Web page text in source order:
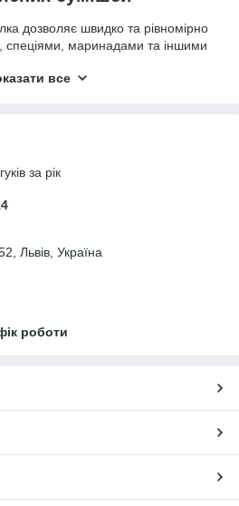
дозволяє швидко та рівномірно
спеціями, маринадами та іншими
забезпечує стабільну якість
елементом оснащення
виготовленням ковбас,
виробів.
для інтенсивної
виробництва, типу продукції та
все
за рік
Львів, Україна
роботи